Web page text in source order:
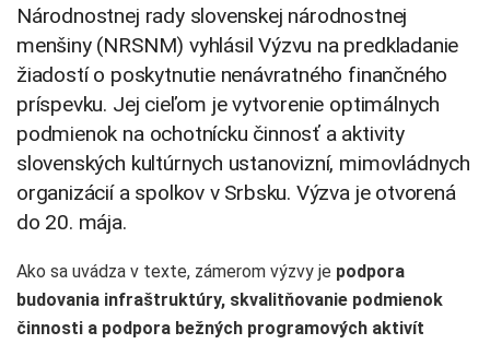
Národnostnej rady slovenskej národnostnej
menšiny (NRSNM) vyhlásil Výzvu na predkladanie
žiadostí o poskytnutie nenávratného finančného
príspevku. Jej cieľom je vytvorenie optimálnych
podmienok na ochotnícku činnosť a aktivity
slovenských kultúrnych ustanovizní, mimovládnych
organizácií a spolkov v Srbsku. Výzva je otvorená
do 20. mája.
Ako sa uvádza v texte, zámerom výzvy je podpora
budovania infraštruktúry, skvalitňovanie podmienok
činnosti a podpora bežných programových aktivít